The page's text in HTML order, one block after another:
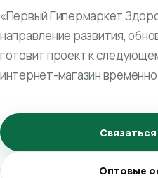
«Первый Гипермаркет
направление развития,
готовит проект к
интернет-магазин
Оптовые